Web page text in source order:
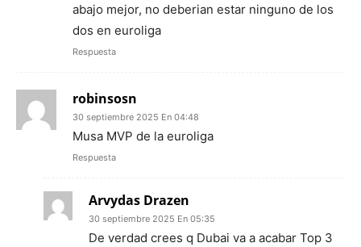
abajo mejor, no deberian estar ninguno de los
dos en euroliga
Respuesta
robinsosn
30 septiembre 2025 En 04:48
Musa MVP de la euroliga
Respuesta
Arvydas Drazen
30 septiembre 2025 En 05:35
De verdad crees q Dubai va a acabar Top 3